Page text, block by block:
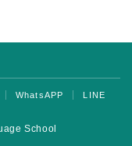
WhatsAPP
LINE
School